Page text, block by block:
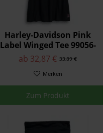
Harley-Davidson Pink
Label Winged Tee 99056-
20VW 33,89 €
ab 32,87 €
Merken
Zum Produkt